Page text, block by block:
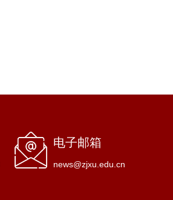
电子邮箱
news@zjxu.edu.cn